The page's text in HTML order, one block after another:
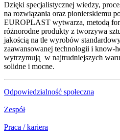
Dzięki specjalistycznej wiedzy,
na rozwiązania oraz pionierskiemu
EUROPLAST wytwarza, metodą
różnorodne produkty z tworzywa
jakością na tle wyrobów
zaawansowanej technologii i know-
wytrzymują w najtrudniejszych
solidne i mocne.
Odpowiedzialność społeczna
Zespół
Praca / kariera